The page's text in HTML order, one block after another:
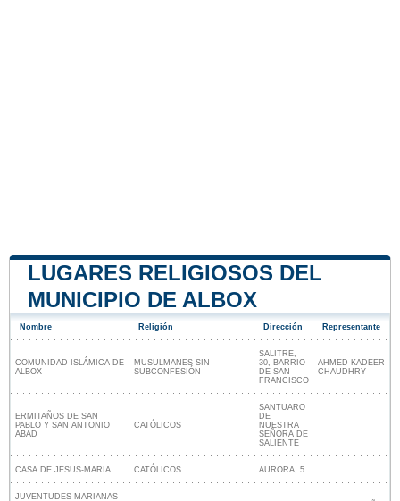
LUGARES RELIGIOSOS DEL
MUNICIPIO DE ALBOX
Nombre Religión Dirección Representante
COMUNIDAD ISLÁMICA DE
ALBOX
MUSULMANES SIN
SUBCONFESIÓN
SALITRE,
30, BARRIO
DE SAN
FRANCISCO
AHMED KADEER
CHAUDHRY
ERMITAÑOS DE SAN
PABLO Y SAN ANTONIO
ABAD
CATÓLICOS
SANTUARO
DE
NUESTRA
SEÑORA DE
SALIENTE
CASA DE JESUS-MARIA CATÓLICOS AURORA, 5
JUVENTUDES MARIANAS